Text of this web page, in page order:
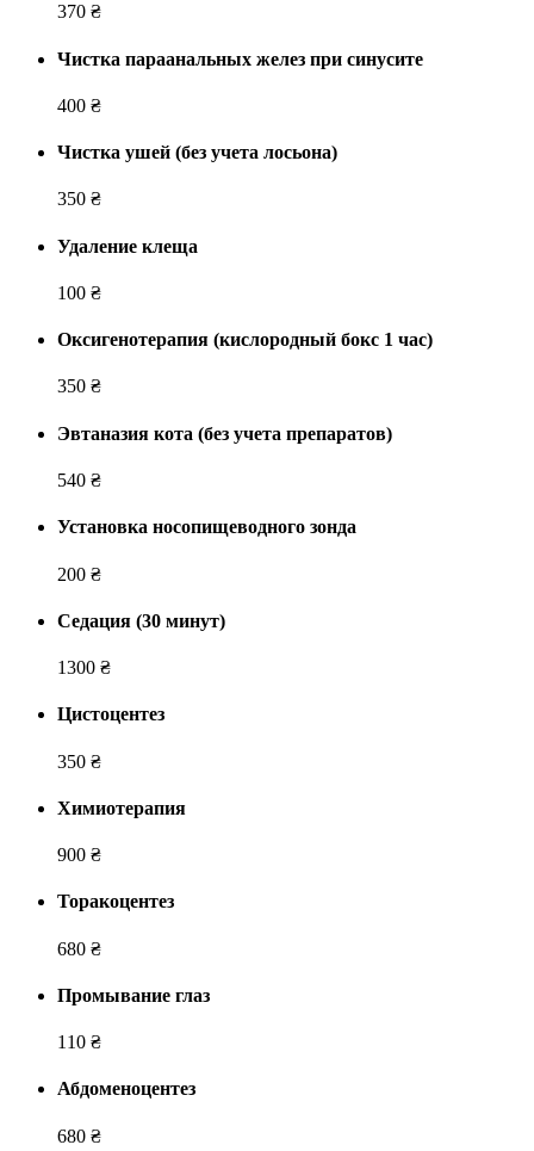
370 ₴
Чистка параанальных желез при синусите
400 ₴
Чистка ушей (без учета лосьона)
350 ₴
Удаление клеща
100 ₴
Оксигенотерапия (кислородный бокс 1 час)
350 ₴
Эвтаназия кота (без учета препаратов)
540 ₴
Установка носопищеводного зонда
200 ₴
Седация (30 минут)
1300 ₴
Цистоцентез
350 ₴
Химиотерапия
900 ₴
Торакоцентез
680 ₴
Промывание глаз
110 ₴
Абдоменоцентез
680 ₴